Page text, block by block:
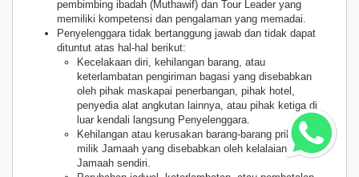
pembimbing ibadah (Muthawif) dan Tour Leader yang
memiliki kompetensi dan pengalaman yang memadai.
Penyelenggara tidak bertanggung jawab dan tidak dapat
dituntut atas hal-hal berikut:
Kecelakaan diri, kehilangan barang, atau
keterlambatan pengiriman bagasi yang disebabkan
oleh pihak maskapai penerbangan, pihak hotel,
penyedia alat angkutan lainnya, atau pihak ketiga di
luar kendali langsung Penyelenggara.
Kehilangan atau kerusakan barang-barang pribadi
milik Jamaah yang disebabkan oleh kelalaian
Jamaah sendiri.